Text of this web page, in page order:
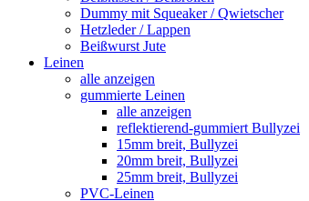
Dummy mit Squeaker / Qwietscher
Hetzleder / Lappen
Beißwurst Jute
Leinen
alle anzeigen
gummierte Leinen
alle anzeigen
reflektierend-gummiert Bullyzei
15mm breit, Bullyzei
20mm breit, Bullyzei
25mm breit, Bullyzei
PVC-Leinen